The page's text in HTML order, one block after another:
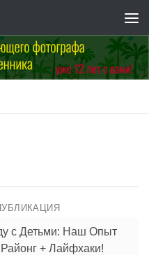
с Детьми: Наш Опыт
+ Лайфхаки!